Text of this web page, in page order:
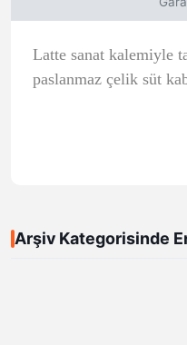
Latte sanat kalemiyle
paslanmaz çelik süt
Arşiv Kategorisinde